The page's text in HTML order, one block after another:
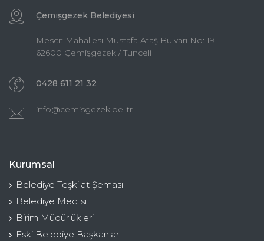
Çemişgezek Belediyesi
Mescit Mahallesi Mustafa Ataş Bulvarı No: 19
62600 Çemişgezek / Tunceli
0428 611 21 32
info@cemisgezek.bel.tr
Kurumsal
Belediye Teşkilat Şeması
Belediye Meclisi
Birim Müdürlükleri
Eski Belediye Başkanları